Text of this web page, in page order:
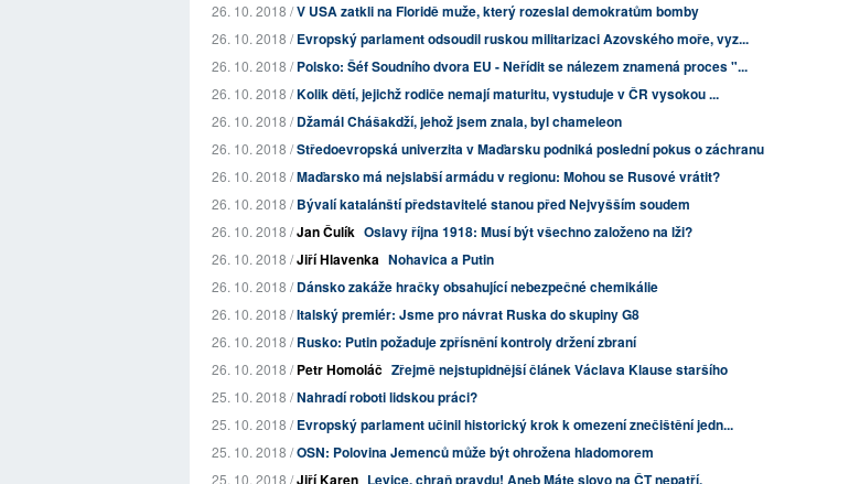
26. 10. 2018 /V USA zatkli na Floridě muže, který rozeslal demokratům bomby
26. 10. 2018 /Evropský parlament odsoudil ruskou militarizaci Azovského moře, vyz...
26. 10. 2018 /Polsko: Šéf Soudního dvora EU - Neřídit se nálezem znamená proces "...
26. 10. 2018 /Kolik dětí, jejichž rodiče nemají maturitu, vystuduje v ČR vysokou ...
26. 10. 2018 /Džamál Chášakdží, jehož jsem znala, byl chameleon
26. 10. 2018 /Středoevropská univerzita v Maďarsku podniká poslední pokus o záchranu
26. 10. 2018 /Maďarsko má nejslabší armádu v regionu: Mohou se Rusové vrátit?
26. 10. 2018 /Bývalí katalánští představitelé stanou před Nejvyšším soudem
26. 10. 2018 /Jan Čulík Oslavy října 1918: Musí být všechno založeno na lži?
26. 10. 2018 /Jiří Hlavenka Nohavica a Putin
26. 10. 2018 /Dánsko zakáže hračky obsahující nebezpečné chemikálie
26. 10. 2018 /Italský premiér: Jsme pro návrat Ruska do skupiny G8
26. 10. 2018 /Rusko: Putin požaduje zpřísnění kontroly držení zbraní
26. 10. 2018 /Petr Homoláč Zřejmě nejstupidnější článek Václava Klause staršího
25. 10. 2018 /Nahradí roboti lidskou práci?
25. 10. 2018 /Evropský parlament učinil historický krok k omezení znečištění jedn...
25. 10. 2018 /OSN: Polovina Jemenců může být ohrožena hladomorem
25. 10. 2018 /Jiří Karen Levice, chraň pravdu! Aneb Máte slovo na ČT nepatří.